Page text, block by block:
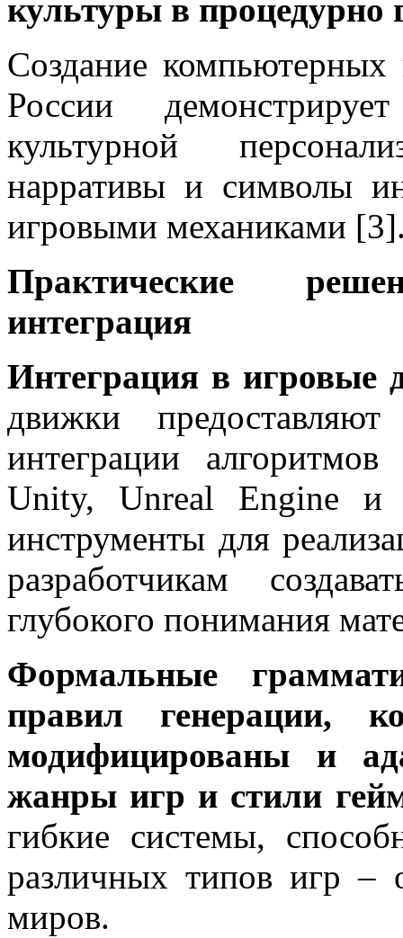
культуры в процедурно
Создание компьютерных
России
культурной
нарративы и символы
игровыми механиками
Практические
интеграция
Интеграция в игровые
движки
интеграции
Unity, Unreal Engine и
инструменты для
разработчикам
глубокого понимания
Формальные
правил генерации,
модифицированы и
жанры игр и стили
гибкие системы,
различных типов игр –
миров.